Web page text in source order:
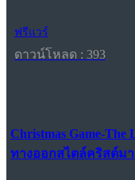
ฟรีแวร์
ดาวน์โหลด : 393
Christmas Game-
ทางออกสไตล์คริสต์ม